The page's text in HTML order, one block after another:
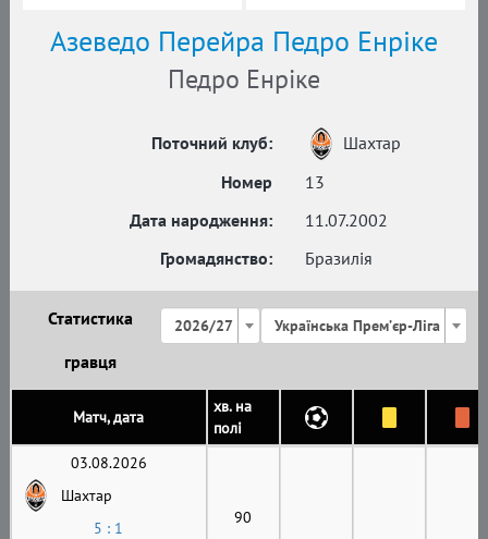
Азеведо Перейра Педро Енріке
Педро Енріке
Поточний клуб:
Шахтар
Номер
13
Дата народження:
11.07.2002
Громадянство:
Бразилія
Статистика
гравця
2026/27 Українська Премʼєр-Ліга
Матч, дата
хв. на
полі
03.08.2026
Шахтар
5 : 1
90